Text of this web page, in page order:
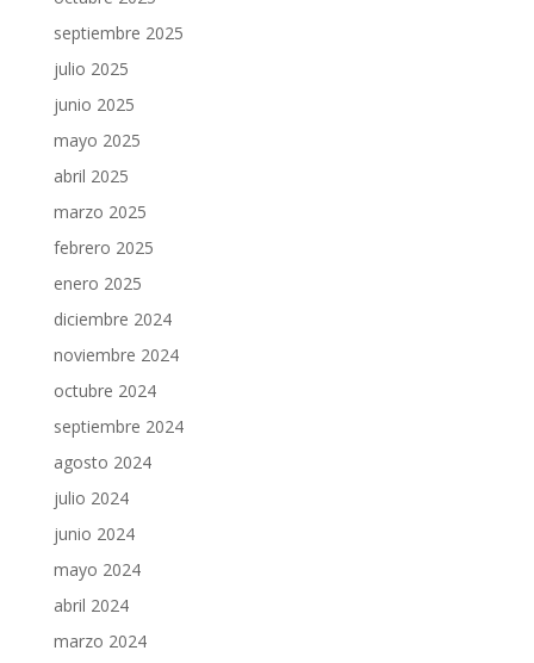
septiembre 2025
julio 2025
junio 2025
mayo 2025
abril 2025
marzo 2025
febrero 2025
enero 2025
diciembre 2024
noviembre 2024
octubre 2024
septiembre 2024
agosto 2024
julio 2024
junio 2024
mayo 2024
abril 2024
marzo 2024